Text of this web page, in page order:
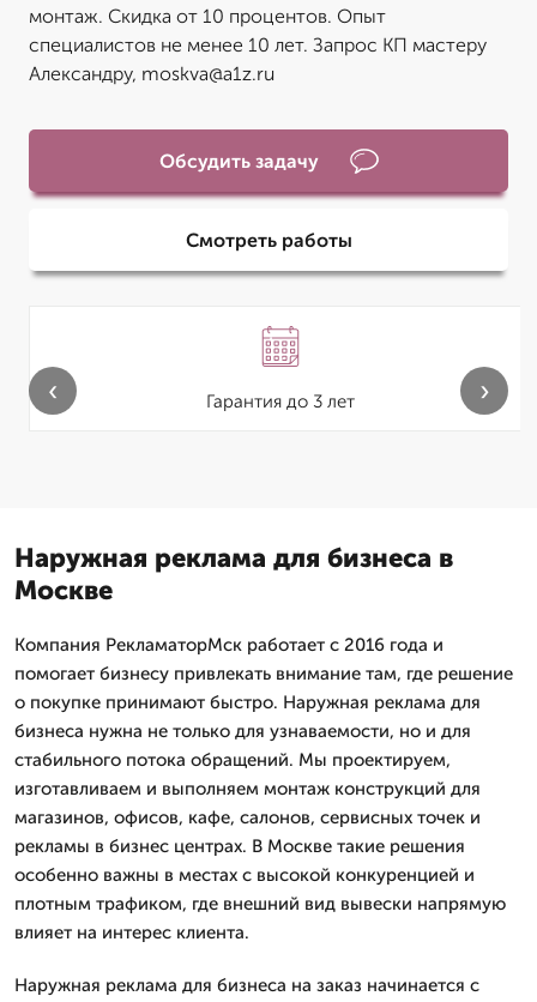
монтаж. Скидка от 10 процентов. Опыт
специалистов не менее 10 лет. Запрос КП мастеру
Александру, moskva@a1z.ru
Обсудить задачу
Смотреть работы
Гарантия до 3 лет
‹ ›
Наружная реклама для бизнеса в
Москве
Компания РекламаторМск работает с 2016 года и
помогает бизнесу привлекать внимание там, где решение
о покупке принимают быстро. Наружная реклама для
бизнеса нужна не только для узнаваемости, но и для
стабильного потока обращений. Мы проектируем,
изготавливаем и выполняем монтаж конструкций для
магазинов, офисов, кафе, салонов, сервисных точек и
рекламы в бизнес центрах. В Москве такие решения
особенно важны в местах с высокой конкуренцией и
плотным трафиком, где внешний вид вывески напрямую
влияет на интерес клиента.
Наружная реклама для бизнеса на заказ начинается с